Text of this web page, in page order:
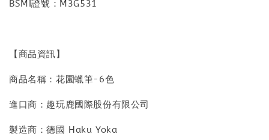
BSMI證號：M3G531
【商品資訊】
商品名稱：花園蠟筆-6色
進口商：趣玩鹿國際股份有限公司
製造商：德國 Haku Yoka